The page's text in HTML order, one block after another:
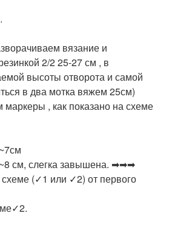
вязание и
2/2 25-27 см , в
высоты отворота и самой
в два мотка вяжем 25см)
, как показано на схеме
см, слегка завышена. ➡➡➡
(✓1 или ✓2) от первого